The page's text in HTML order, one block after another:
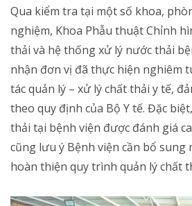
theo quy định của Bộ Y tế. Đặc
thải tại bệnh viện được đánh giá
cũng lưu ý Bệnh viện cần bổ sung
hoàn thiện quy trình quản lý chất